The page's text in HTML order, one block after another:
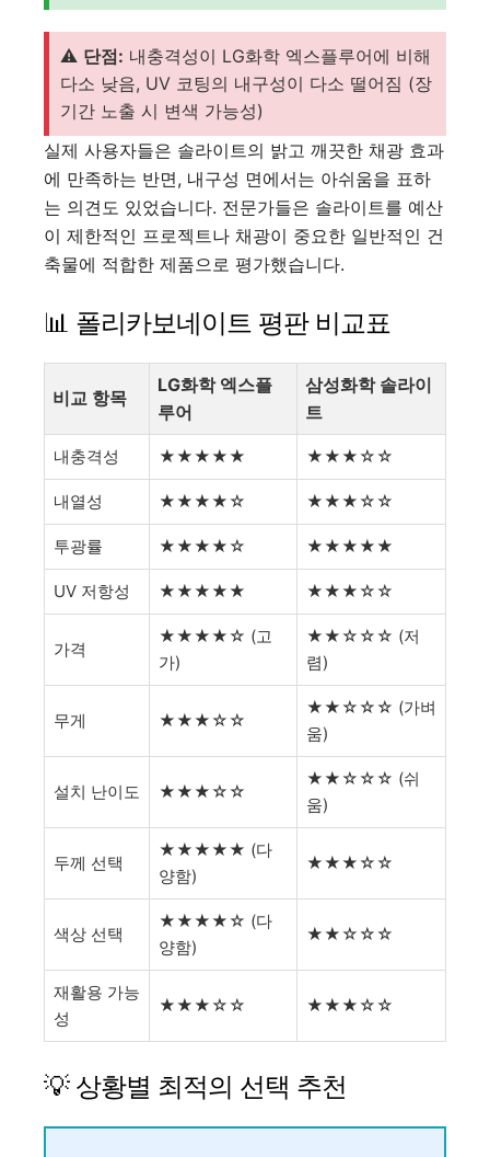
⚠️ 단점: 내충격성이 LG화학 엑스플루어에 비해
다소 낮음, UV 코팅의 내구성이 다소 떨어짐 (장
기간 노출 시 변색 가능성)
실제 사용자들은 솔라이트의 밝고 깨끗한 채광 효과
에 만족하는 반면, 내구성 면에서는 아쉬움을 표하
는 의견도 있었습니다. 전문가들은 솔라이트를 예산
이 제한적인 프로젝트나 채광이 중요한 일반적인 건
축물에 적합한 제품으로 평가했습니다.
📊 폴리카보네이트 평판 비교표
비교 항목
LG화학 엑스플
루어
삼성화학 솔라이
트
내충격성 ★★★★★ ★★★☆☆
내열성 ★★★★☆ ★★★☆☆
투광률 ★★★★☆ ★★★★★
UV 저항성 ★★★★★ ★★★☆☆
가격
★★★★☆ (고
가)
★★☆☆☆ (저
렴)
무게 ★★★☆☆
★★☆☆☆ (가벼
움)
설치 난이도 ★★★☆☆
★★☆☆☆ (쉬
움)
두께 선택
★★★★★ (다
양함)
★★★☆☆
색상 선택
★★★★☆ (다
양함)
★★☆☆☆
재활용 가능
성
★★★☆☆ ★★★☆☆
💡 상황별 최적의 선택 추천